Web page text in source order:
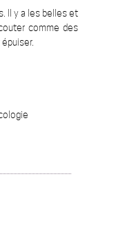
Il y a les belles et
comme des